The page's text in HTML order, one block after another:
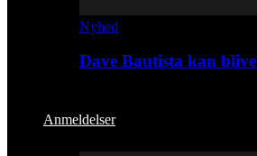
Nyhed
Dave Bautista kan
Anmeldelser